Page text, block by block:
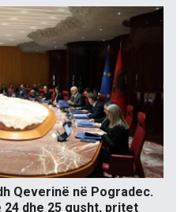
Qeverinë në Pogradec.
dhe 25 gusht, pritet